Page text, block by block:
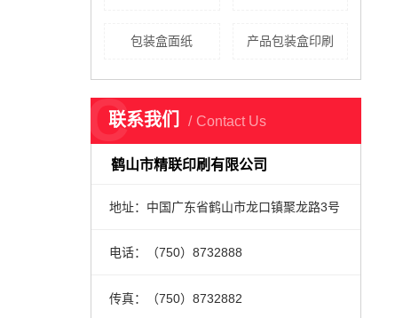
包装盒面纸 产品包装盒印刷
联系我们 Contact Us
C
鹤山市精联印刷有限公司
地址：中国广东省鹤山市龙口镇聚龙路3号
电话：（750）8732888
传真：（750）8732882